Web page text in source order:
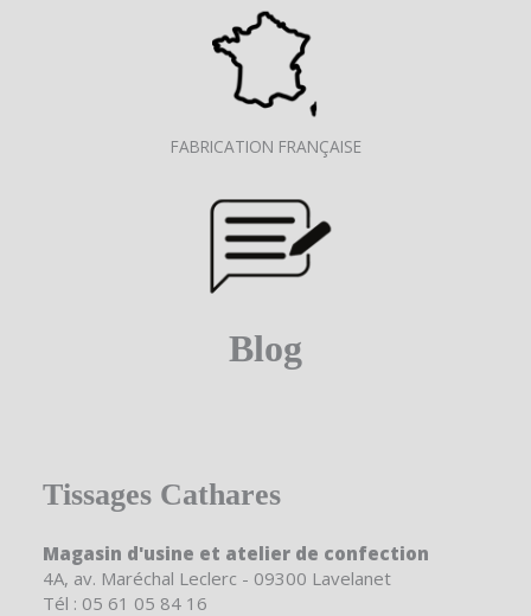
FABRICATION FRANÇAISE
Blog
Tissages Cathares
Magasin d'usine et atelier de confection
4A, av. Maréchal Leclerc - 09300 Lavelanet
Tél : 05 61 05 84 16